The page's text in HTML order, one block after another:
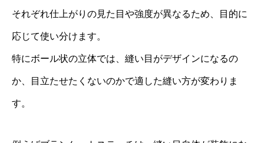
それぞれ仕上がりの見た目や強度が異なるため、目的に
応じて使い分けます。
特にボール状の立体では、縫い目がデザインになるの
か、目立たせたくないのかで適した縫い方が変わりま
す。